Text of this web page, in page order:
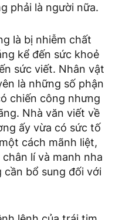
phải là người nữa.
là bị nhiễm chất
kể đến sức khoẻ
sức viết. Nhân vật
là những số phận
chiến công nhưng
Nhà văn viết về
ấy vừa có sức tố
cách mãnh liệt,
lí và manh nha
cần bổ sung đối với